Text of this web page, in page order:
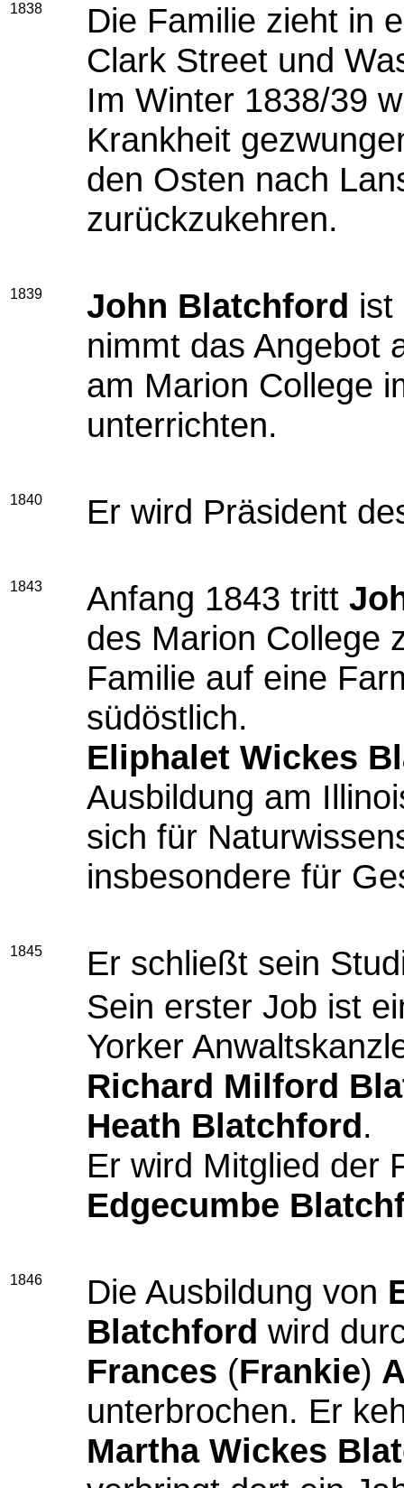
1838
Die Familie zieht in
Clark Street und
Im Winter 1838/39
Krankheit
den Osten nach
zurückzukehren.
1839 John Blatchford ist
nimmt das Angebot
am Marion College
unterrichten.
1840 Er wird Präsident
1843 Anfang 1843 tritt
des Marion College
Familie auf eine
südöstlich.
Eliphalet Wickes
Ausbildung am
sich für
insbesondere für
1845
Er schließt sein
Sein erster Job ist
Yorker
Richard Milford
Heath Blatchford.
Er wird Mitglied der
Edgecumbe
1846 Die Ausbildung von
Blatchford wird
Frances (Frankie)
unterbrochen. Er
Martha Wickes